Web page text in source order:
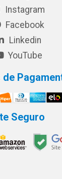
Instagram
Facebook
Linkedin
YouTube
de
Seguro